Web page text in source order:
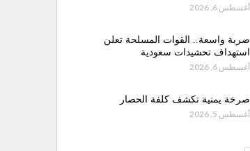
أغسطس 6, 2026
ضربة واسعة.. القوات المسلحة تعلن
استهداف تحشيدات سعودية
أغسطس 6, 2026
صرخة يمنية تكشف كلفة الحصار
أغسطس 5, 2026